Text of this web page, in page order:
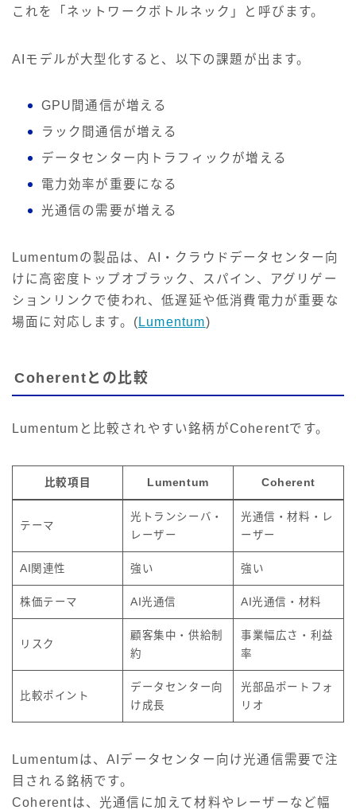
これを「ネットワークボトルネック」と呼びます。
AIモデルが大型化すると、以下の課題が出ます。
GPU間通信が増える
ラック間通信が増える
データセンター内トラフィックが増える
電力効率が重要になる
光通信の需要が増える
Lumentumの製品は、AI・クラウドデータセンター向
けに高密度トップオブラック、スパイン、アグリゲー
ションリンクで使われ、低遅延や低消費電力が重要な
場面に対応します。( Lumentum)
Coherentとの比較
Lumentumと比較されやすい銘柄がCoherentです。
比較項目 Lumentum Coherent
テーマ
光トランシーバ・
レーザー
光通信・材料・レ
ーザー
AI関連性 強い 強い
株価テーマ AI光通信 AI光通信・材料
リスク
顧客集中・供給制
約
事業幅広さ・利益
率
比較ポイント
データセンター向
け成長
光部品ポートフォ
リオ
Lumentumは、AIデータセンター向け光通信需要で注
目される銘柄です。
Coherentは、光通信に加えて材料やレーザーなど幅